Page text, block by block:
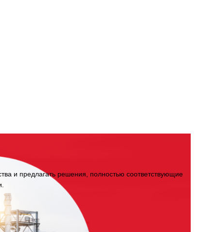
и предлагать решения, полностью соответствующие